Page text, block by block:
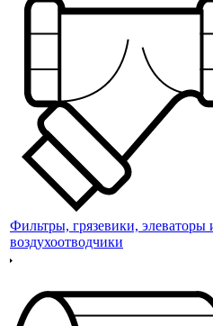
Фильтры, грязевики, элеваторы
воздухоотводчики